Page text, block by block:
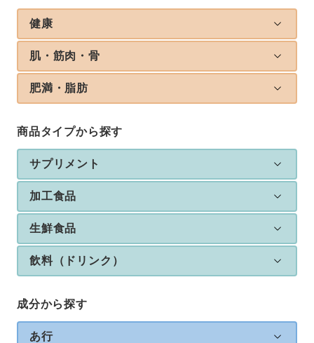
健康
肌・筋肉・骨
肥満・脂肪
商品タイプから探す
サプリメント
加工食品
生鮮食品
飲料（ドリンク）
成分から探す
あ行